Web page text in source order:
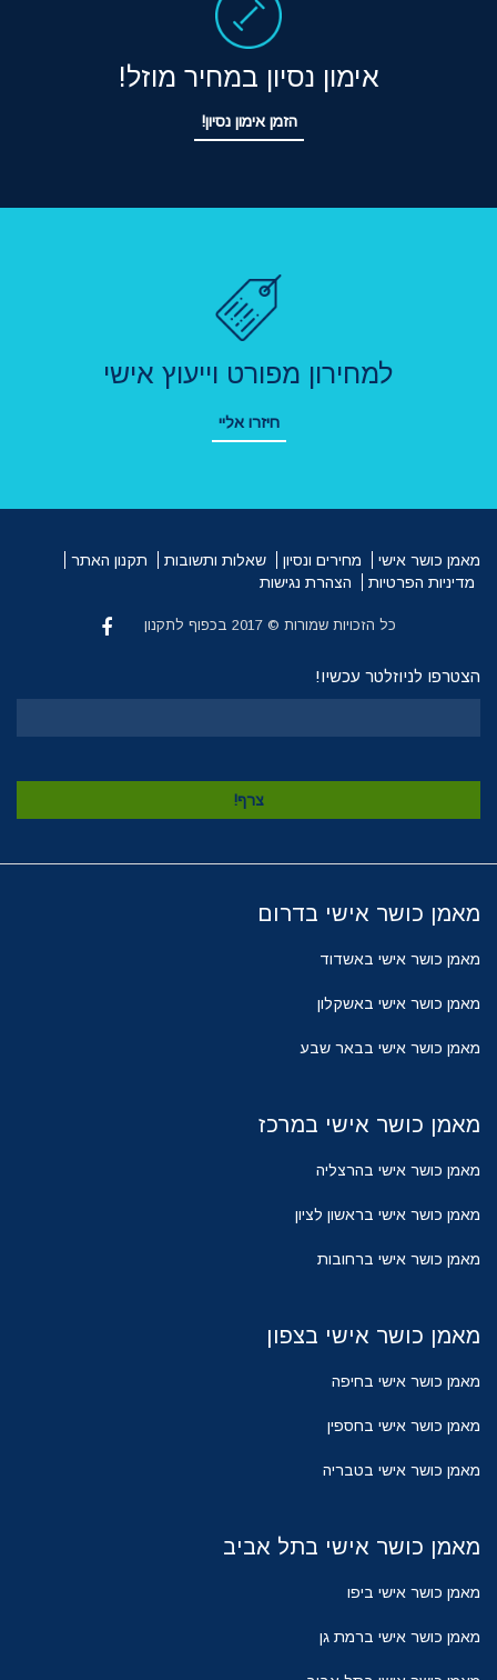
אימון נסיון במחיר מוזל!
הזמן אימון נסיון!
למחירון מפורט וייעוץ אישי
חיזרו אליי
מאמן כושר אישי מחירים ונסיון שאלות ותשובות
תקנון האתר
מדיניות הפרטיות
הצהרת נגישות
כל הזכויות שמורות © 2017 בכפוף לתקנון
הצטרפו לניוזלטר עכשיו!
מאמן כושר אישי בדרום
מאמן כושר אישי באשדוד
מאמן כושר אישי באשקלון
מאמן כושר אישי בבאר שבע
מאמן כושר אישי במרכז
מאמן כושר אישי בהרצליה
מאמן כושר אישי בראשון לציון
מאמן כושר אישי ברחובות
מאמן כושר אישי בצפון
מאמן כושר אישי בחיפה
מאמן כושר אישי בחספין
מאמן כושר אישי בטבריה
מאמן כושר אישי בתל אביב
מאמן כושר אישי ביפו
מאמן כושר אישי ברמת גן